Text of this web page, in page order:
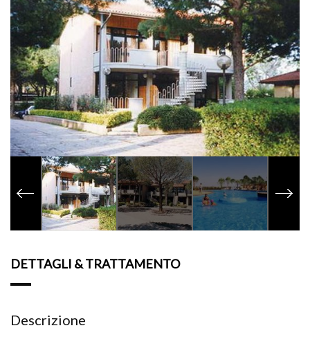
DETTAGLI & TRATTAMENTO
Descrizione